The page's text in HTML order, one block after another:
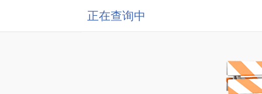
正在查询中